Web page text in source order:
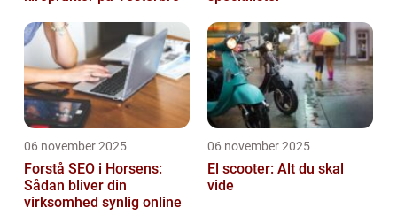
06 november 2025
Forstå SEO i Horsens:
Sådan bliver din
virksomhed synlig online
06 november 2025
El scooter: Alt du skal
vide